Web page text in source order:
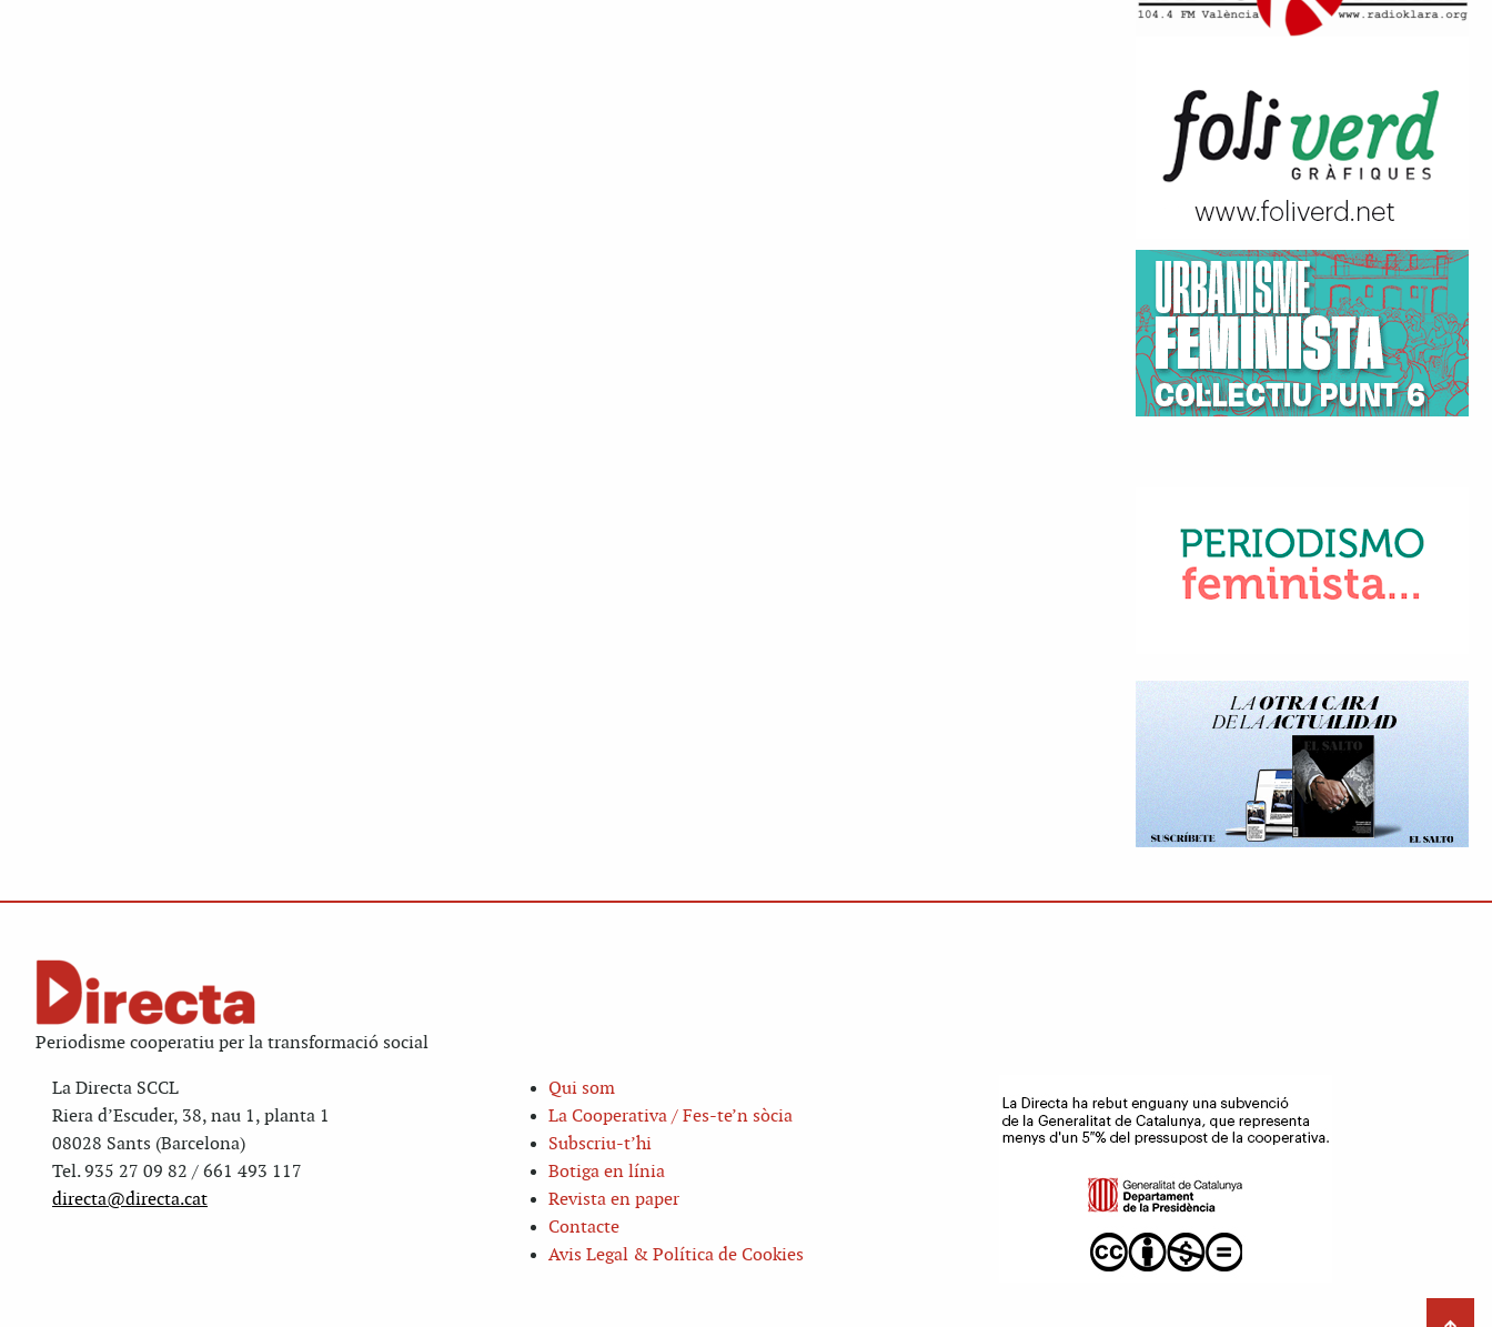
Periodisme cooperatiu per la transformació social
La Directa SCCL
Riera d’Escuder, 38, nau 1, planta 1
08028 Sants (Barcelona)
Tel. 935 27 09 82 / 661 493 117
directa@directa.cat
Qui som
La Cooperativa / Fes-te’n sòcia
Subscriu-t’hi
Botiga en línia
Revista en paper
Contacte
Avis Legal & Política de Cookies